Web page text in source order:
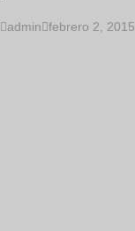
admin febrero 2, 2015